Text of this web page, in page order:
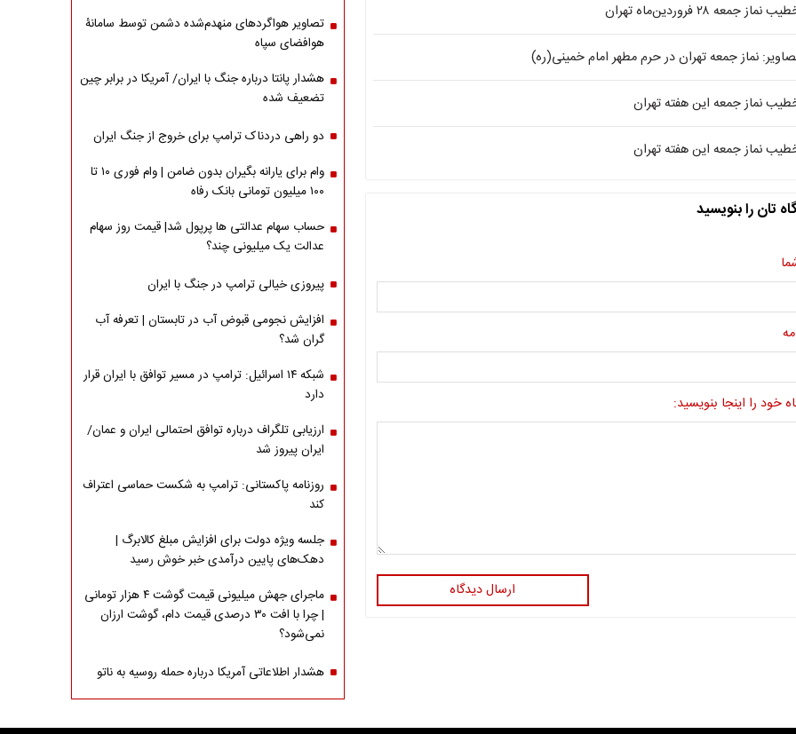
نماز جمعه ۲۸ فروردین‌ماه تهران
نماز جمعه تهران در حرم مطهر امام خمینی(ره)
نماز جمعه این هفته تهران
نماز جمعه این هفته تهران
تان را بنویسید
خود را اینجا بنویسید:
ارسال دیدگاه
تصاویر هواگردهای منهدم‌شده دشمن توسط سامانۀ
هوافضای سپاه
هشدار پانتا درباره جنگ با ایران/ آمریکا در برابر چین
تضعیف شده
دو راهی دردناک ترامپ برای خروج از جنگ ایران
وام برای یارانه بگیران بدون ضامن | وام فوری ۱۰ تا
۱۰۰ میلیون تومانی بانک رفاه
حساب سهام عدالتی ها پرپول شد| قیمت روز سهام
عدالت یک میلیونی چند؟
پیروزی خیالی ترامپ در جنگ با ایران
افزایش نجومی قبوض آب در تابستان | تعرفه آب
گران شد؟
شبکه ۱۴ اسرائیل: ترامپ در مسیر توافق با ایران قرار
دارد
ارزیابی تلگراف درباره توافق احتمالی ایران و عمان/
ایران پیروز شد
روزنامه پاکستانی: ترامپ به شکست حماسی اعتراف
کند
جلسه ویژه دولت برای افزایش مبلغ کالابرگ |
دهک‌های پایین درآمدی خبر خوش رسید
ماجرای جهش میلیونی قیمت گوشت ۴ هزار تومانی
| چرا با افت ۳۰ درصدی قیمت دام، گوشت ارزان
نمی‌شود؟
هشدار اطلاعاتی آمریکا درباره حمله روسیه به ناتو